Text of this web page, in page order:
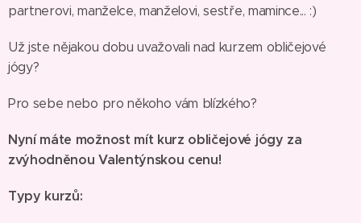
partnerovi, manželce, manželovi, sestře, mamince... :)
Už jste nějakou dobu uvažovali nad kurzem obličejové
jógy?
Pro sebe nebo pro někoho vám blízkého?
Nyní máte možnost mít kurz obličejové jógy za
zvýhodněnou Valentýnskou cenu!
Typy kurzů: